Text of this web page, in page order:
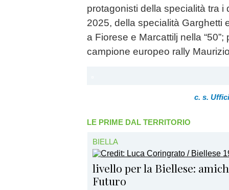
protagonisti della specialità tra i
2025, della specialità Garghetti
a Fiorese e Marcattilj nella
campione europeo rally
c. s.
LE PRIME DAL TERRITORIO
BIELLA
livello per la Biellese:
Futuro